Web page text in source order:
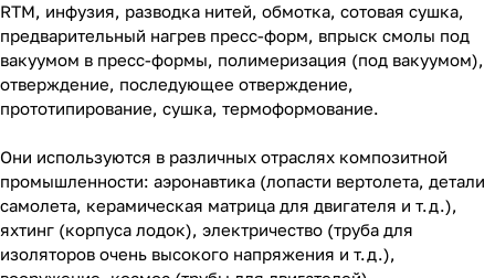
RTM, инфузия, разводка нитей, обмотка, сотовая сушка,
предварительный нагрев пресс-форм, впрыск смолы под
вакуумом в пресс-формы, полимеризация (под вакуумом),
отверждение, последующее отверждение,
прототипирование, сушка, термоформование.
Они используются в различных отраслях композитной
промышленности: аэронавтика (лопасти вертолета, детали
самолета, керамическая матрица для двигателя и т.д.),
яхтинг (корпуса лодок), электричество (труба для
изоляторов очень высокого напряжения и т.д.),